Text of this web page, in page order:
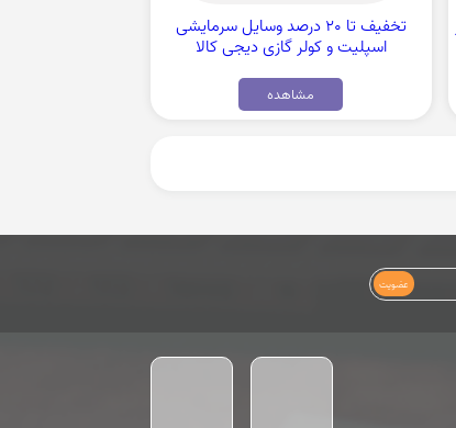
تخفیف تا 20 درصد وسایل سرمایشی
اسپلیت و کولر گازی دیجی کالا
مشاهده
عضویت